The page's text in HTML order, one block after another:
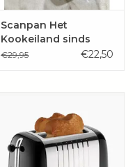
Scanpan Het
Kookeiland sinds
1995 -Isoleerfles 500
€29,95 €22,50